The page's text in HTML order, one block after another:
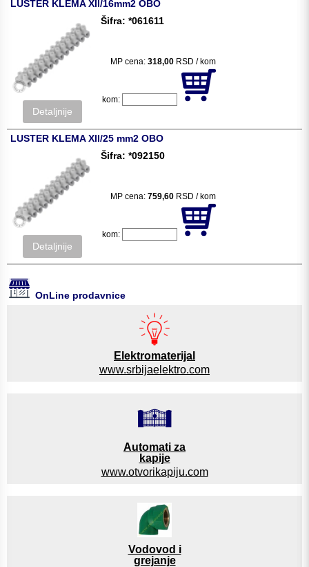
LUSTER KLEMA XII/16mm2 OBO
Detaljnije
Šifra: *061611
MP cena: 318,00 RSD / kom
kom:
LUSTER KLEMA XII/25 mm2 OBO
Detaljnije
Šifra: *092150
MP cena: 759,60 RSD / kom
kom:
OnLine prodavnice
Elektromaterijal
www.srbijaelektro.com
Automati za
kapije
www.otvorikapiju.com
Vodovod i
grejanje